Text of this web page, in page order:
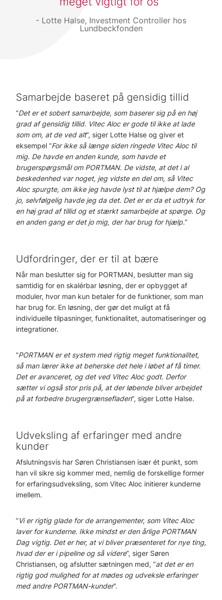
Lotte Halse, Investment Controller hos
Lundbeckfonden
Samarbejde baseret på gensidig tillid
”Det er et sobert samarbejde, som baserer sig på en høj
grad af gensidig tillid. Vitec Aloc er gode til ikke at lade
som om, at de ved alt”, siger Lotte Halse og giver et
eksempel ”For ikke så længe siden ringede Vitec Aloc til
mig. De havde en anden kunde, som havde et
brugerspørgsmål om PORTMAN. De vidste, at det i al
beskedenhed var noget, jeg vidste en del om, så Vitec
Aloc spurgte, om ikke jeg havde lyst til at hjælpe dem? Og
jo, selvfølgelig havde jeg da det. Det er er da et udtryk for
en høj grad af tillid og et stærkt samarbejde at spørge. Og
en anden gang er det jo mig, der har brug for hjælp.”
Udfordringer, der er til at bære
Når man beslutter sig for PORTMAN, beslutter man sig
samtidig for en skalérbar løsning, der er opbygget af
moduler, hvor man kun betaler for de funktioner, som man
har brug for. En løsning, der gør det muligt at få
individuelle tilpasninger, funktionalitet, automatiseringer og
integrationer.
”PORTMAN er et system med rigtig meget funktionalitet,
så man lærer ikke at beherske det hele i løbet af få timer.
Det er avanceret, og det ved Vitec Aloc godt. Derfor
sætter vi også stor pris på, at der løbende bliver arbejdet
på at forbedre brugergrænsefladen”, siger Lotte Halse.
Udveksling af erfaringer med andre
kunder
Afslutningsvis har Søren Christiansen især ét punkt, som
han vil sikre sig kommer med, nemlig de forskellige former
for erfaringsudveksling, som Vitec Aloc initierer kunderne
imellem.
”Vi er rigtig glade for de arrangementer, som Vitec Aloc
laver for kunderne. Ikke mindst er den årlige PORTMAN
Dag vigtig. Det er her, at vi bliver præsenteret for nye ting,
hvad der er i pipeline og så videre”, siger Søren
Christiansen, og afslutter sætningen med, ”at det er en
rigtig god mulighed for at mødes og udveksle erfaringer
med andre PORTMAN-kunder”.